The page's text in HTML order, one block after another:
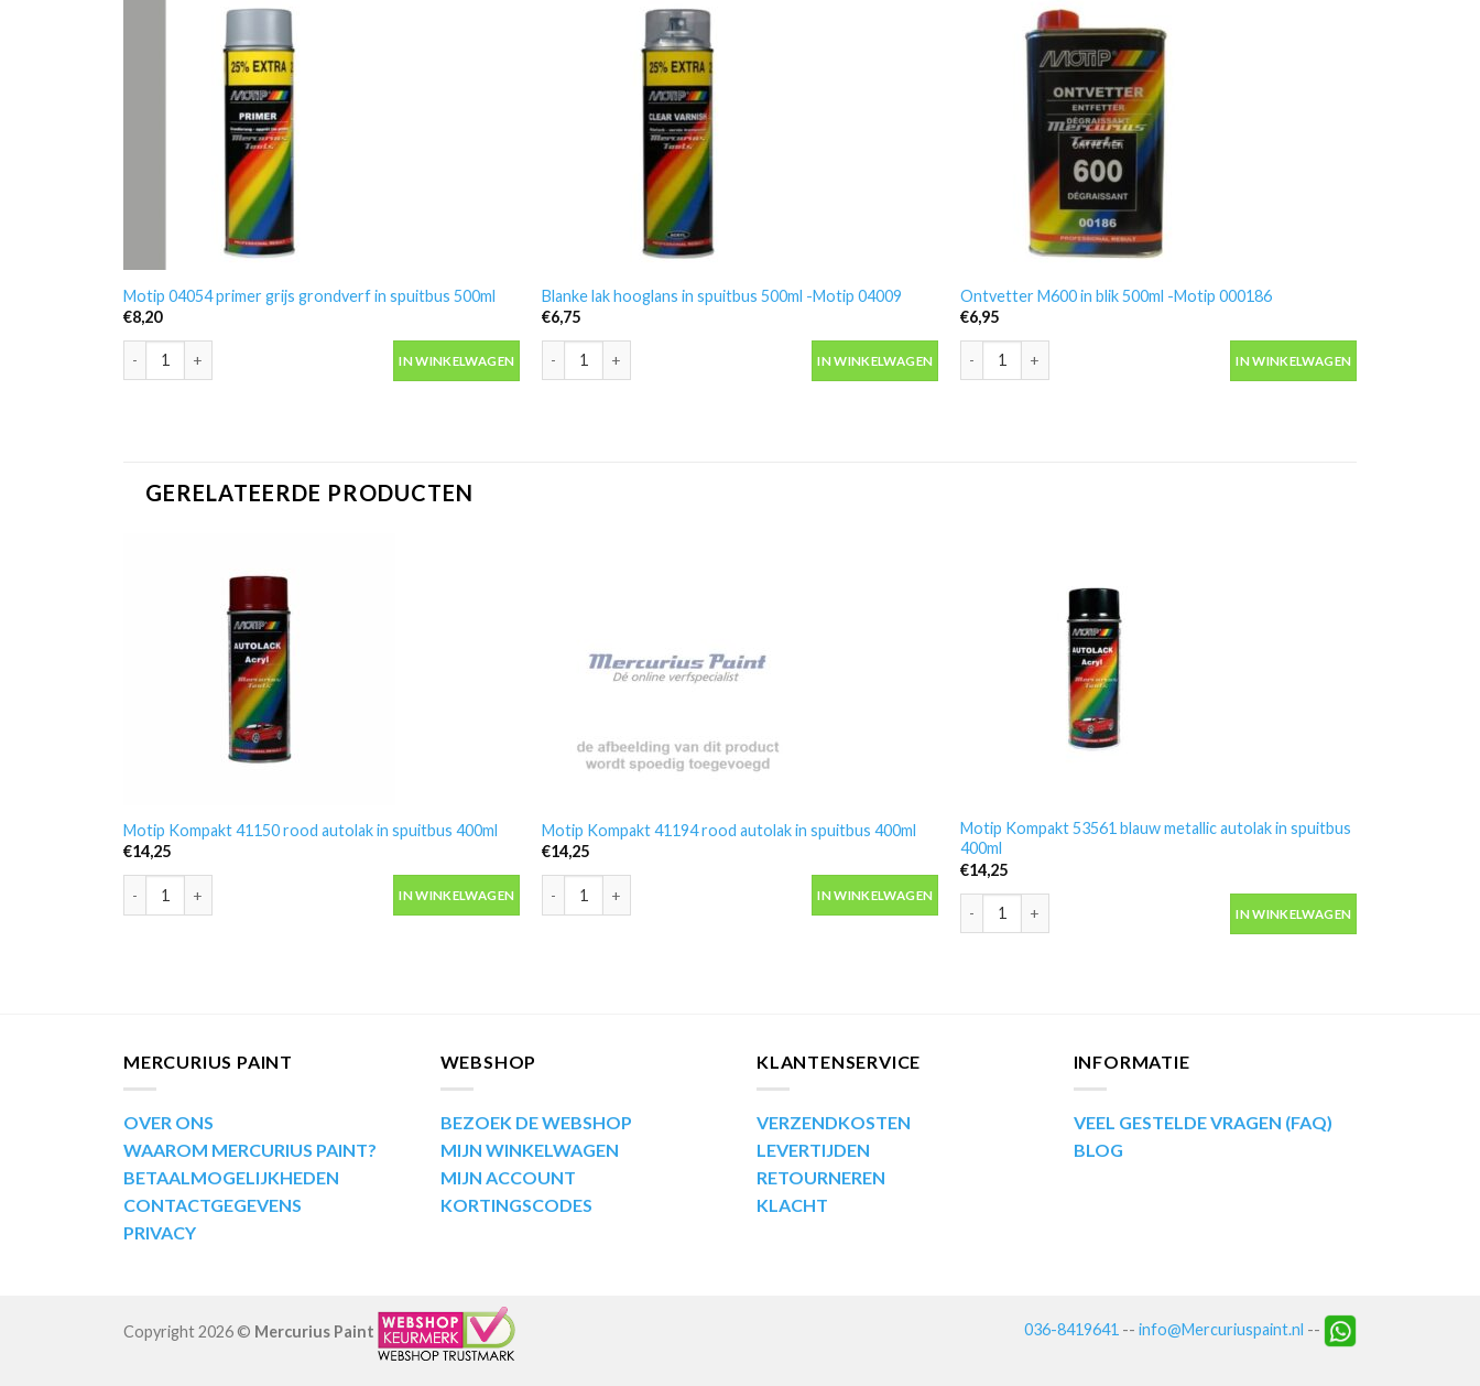
Motip 04054 primer grijs grondverf in spuitbus 500ml
€8,20
Motip 04054 primer grijs grondverf in spuitbus 500ml aantal
IN WINKELWAGEN
Blanke lak hooglans in spuitbus 500ml -Motip 04009
€6,75
Blanke lak hooglans in spuitbus 500ml -Motip 04009 aantal
IN WINKELWAGEN
Ontvetter M600 in blik 500ml -Motip 000186
€6,95
Ontvetter M600 in blik 500ml -Motip 000186 aantal
IN WINKELWAGEN
GERELATEERDE PRODUCTEN
Motip Kompakt 41150 rood autolak in spuitbus 400ml
€14,25
Motip Kompakt 41150 rood autolak in spuitbus 400ml aantal
IN WINKELWAGEN
Motip Kompakt 41194 rood autolak in spuitbus 400ml
€14,25
Motip Kompakt 41194 rood autolak in spuitbus 400ml aantal
IN WINKELWAGEN
Motip Kompakt 53561 blauw metallic autolak in spuitbus
400ml
€14,25
Motip Kompakt 53561 blauw metallic autolak in spuitbus 400ml aantal
IN WINKELWAGEN
MERCURIUS PAINT
OVER ONS
WAAROM MERCURIUS PAINT?
BETAALMOGELIJKHEDEN
CONTACTGEGEVENS
PRIVACY
WEBSHOP
BEZOEK DE WEBSHOP
MIJN WINKELWAGEN
MIJN ACCOUNT
KORTINGSCODES
KLANTENSERVICE
VERZENDKOSTEN
LEVERTIJDEN
RETOURNEREN
KLACHT
INFORMATIE
VEEL GESTELDE VRAGEN (FAQ)
BLOG
036-8419641 -- info@Mercuriuspaint.nl --
Copyright 2026 © Mercurius Paint